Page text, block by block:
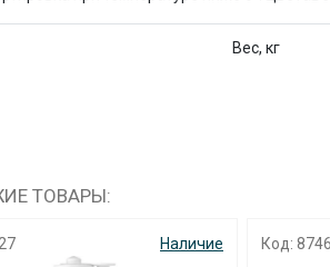
Вес, кг
ТОВАРЫ:
Наличие Код: 8746